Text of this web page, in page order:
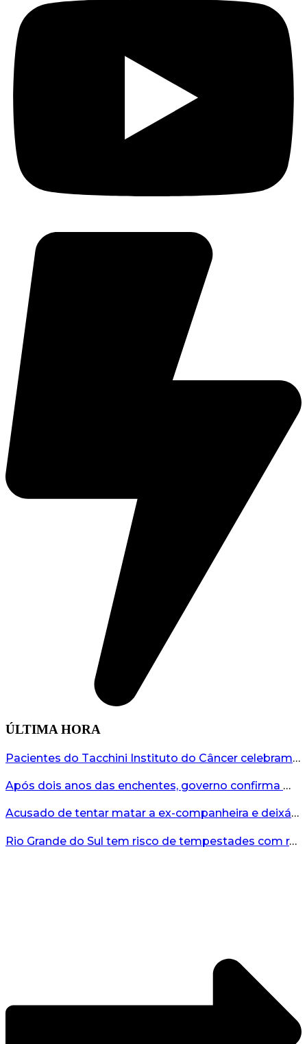
ÚLTIMA HORA
Pacientes do Tacchini Instituto do Câncer celebram Dia dos Pais com cuidado e relaxamento...
Após dois anos das enchentes, governo confirma mais de R$19 milhões para nova ponte no Vale do Taquari...
Acusado de tentar matar a ex-companheira e deixá-la paraplégica é condenado na Serra Gaúcha...
Rio Grande do Sul tem risco de tempestades com rajadas de ventos nos próximos dias...